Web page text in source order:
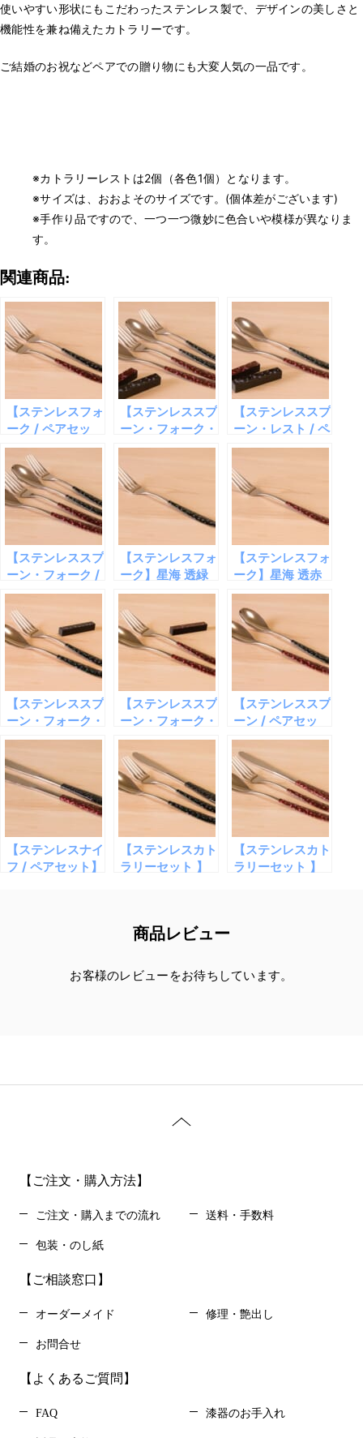
使いやすい形状にもこだわったステンレス製で、デザインの美しさと
機能性を兼ね備えたカトラリーです。
ご結婚のお祝などペアでの贈り物にも大変人気の一品です。
※カトラリーレストは2個（各色1個）となります。
※サイズは、おおよそのサイズです。(個体差がございます)
※手作り品ですので、一つ一つ微妙に色合いや模様が異なりま
す。
関連商品:
【ステンレスフォ
ーク / ペアセッ
ト】星海 透緑・
透赤
【ステンレススプ
ーン・フォーク・
レスト / ペアセッ
透赤
【ステンレススプ
ーン・レスト / ペ
アセット】星海
【ステンレススプ
ーン・フォーク /
ペアセット】星海
透緑・透赤
【ステンレスフォ
ーク】星海 透緑
【ステンレスフォ
ーク】星海 透赤
【ステンレススプ
ーン・フォーク・
レストセット 】
星海 透緑
【ステンレススプ
ーン・フォーク・
レストセット 】
星海 透赤
【ステンレススプ
ーン / ペアセッ
ト】星海 透緑・
透赤
【ステンレスナイ
フ / ペアセット】
【ステンレスカト
ラリーセット 】
【ステンレスカト
ラリーセット 】
商品レビュー
お客様のレビューをお待ちしています。
【ご注文・購入方法】
ご注文・購入までの流れ 送料・手数料
包装・のし紙
【ご相談窓口】
オーダーメイド 修理・艶出し
お問合せ
【よくあるご質問】
FAQ 漆器のお手入れ